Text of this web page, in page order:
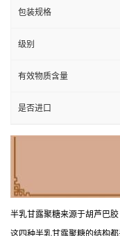
包装规格
级别
有效物质含量
是否进口
半乳甘露聚糖来源于胡芦巴
这四种半乳甘露聚糖的结构